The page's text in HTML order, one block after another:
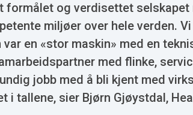
formålet og verdisettet selskapet
miljøer over hele verden.
var en «stor maskin» med en
med flinke,
jobb med å bli kjent med
i tallene, sier Bjørn Gjøystdal,